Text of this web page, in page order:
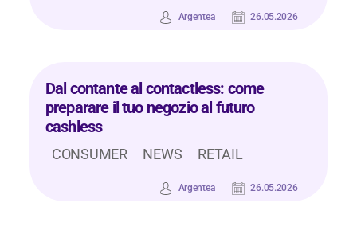
Argentea 26.05.2026
Dal contante al contactless: come
preparare il tuo negozio al futuro
cashless
CONSUMER NEWS RETAIL
Argentea 26.05.2026